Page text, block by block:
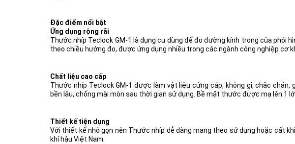
Đặc điểm nổi bật
Ứng dụng rộng rãi
Thước nhíp Teclock GM-1 là dụng cụ dùng để đo đường kính trong của phôi
theo chiều hướng đo, được ứng dụng nhiều trong các ngành công nghiệp cơ
Chất liệu cao cấp
Thước nhíp Teclock GM-1 được làm vật liệu cứng cáp, không gỉ, chắc
bền lâu, chống mài mòn sau thời gian sử dụng. Bề mặt thước được mạ lên 1
Thiết kế tiện dụng
Với thiết kế nhỏ gọn nên Thước nhíp dễ dàng mang theo sử dụng hoặc cất
khí hậu Việt Nam.